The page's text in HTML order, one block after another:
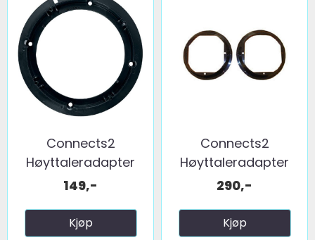
Connects2
Høyttaleradapter
(165mm) ...
149,-
Kjøp
Connects2
Høyttaleradapter
(200mm) ...
290,-
Kjøp